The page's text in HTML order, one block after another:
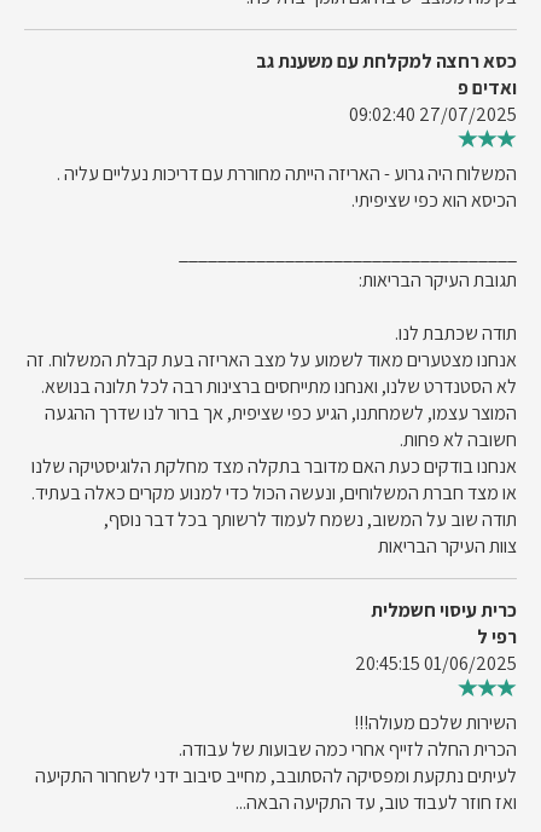
כסא רחצה למקלחת עם משענת גב
ואדים פ
27/07/2025 09:02:40
המשלוח היה גרוע - האריזה הייתה מחוררת עם דריכות נעליים עליה .
הכיסא הוא כפי שציפיתי.
תגובת העיקר הבריאות:
תודה שכתבת לנו.
אנחנו מצטערים מאוד לשמוע על מצב האריזה בעת קבלת המשלוח. זה
לא הסטנדרט שלנו, ואנחנו מתייחסים ברצינות רבה לכל תלונה בנושא.
המוצר עצמו, לשמחתנו, הגיע כפי שציפית, אך ברור לנו שדרך ההגעה
חשובה לא פחות.
אנחנו בודקים כעת האם מדובר בתקלה מצד מחלקת הלוגיסטיקה שלנו
או מצד חברת המשלוחים, ונעשה הכול כדי למנוע מקרים כאלה בעתיד.
תודה שוב על המשוב, נשמח לעמוד לרשותך בכל דבר נוסף,
צוות העיקר הבריאות
כרית עיסוי חשמלית
רפי ל
01/06/2025 20:45:15
השירות שלכם מעולה!!!
הכרית החלה לזייף אחרי כמה שבועות של עבודה.
לעיתים נתקעת ומפסיקה להסתובב, מחייב סיבוב ידני לשחרור התקיעה
ואז חוזר לעבוד טוב, עד התקיעה הבאה...